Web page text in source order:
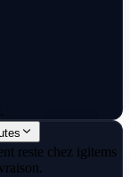
reste chez igitems